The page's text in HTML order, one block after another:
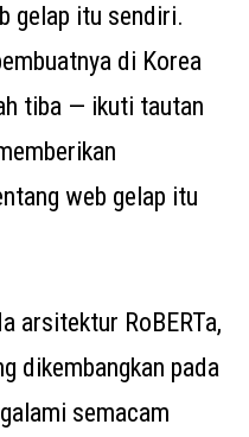
gelap itu sendiri.
di Korea
tiba — ikuti tautan
web gelap itu
arsitektur RoBERTa,
dikembangkan pada
semacam